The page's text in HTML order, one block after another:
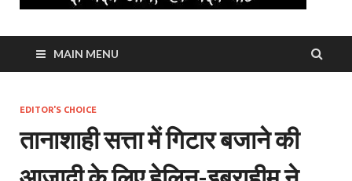
MAIN MENU
EDITOR'S CHOICE
तानाशाही सत्ता में गिटार बजाने की